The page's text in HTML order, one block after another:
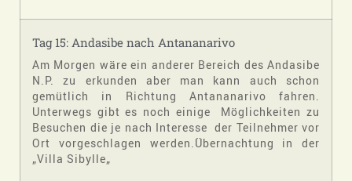
Tag 15: Andasibe nach Antananarivo
Am Morgen wäre ein anderer Bereich des Andasibe
N.P. zu erkunden aber man kann auch schon
gemütlich in Richtung Antananarivo fahren.
Unterwegs gibt es noch einige Möglichkeiten zu
Besuchen die je nach Interesse der Teilnehmer vor
Ort vorgeschlagen werden.Übernachtung in der
„Villa Sibylle„